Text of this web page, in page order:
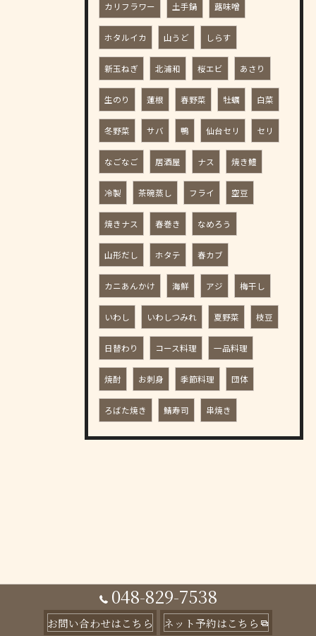
カリフラワー 土手鍋 蕗味噌
ホタルイカ 山うど しらす
新玉ねぎ 北浦和 桜エビ あさり
生のり 蓮根 春野菜 牡蠣 白菜
冬野菜 サバ 鴨 仙台セリ セリ
なごなご 居酒屋 ナス 焼き鱧
冷製 茶碗蒸し フライ 空豆
焼きナス 春巻き なめろう
山形だし ホタテ 春カブ
カニあんかけ 海鮮 アジ 梅干し
いわし いわしつみれ 夏野菜 枝豆
日替わり コース料理 一品料理
焼酎 お刺身 季節料理 団体
ろばた焼き 鯖寿司 串焼き
048-829-7538
お問い合わせはこちら ネット予約はこちら